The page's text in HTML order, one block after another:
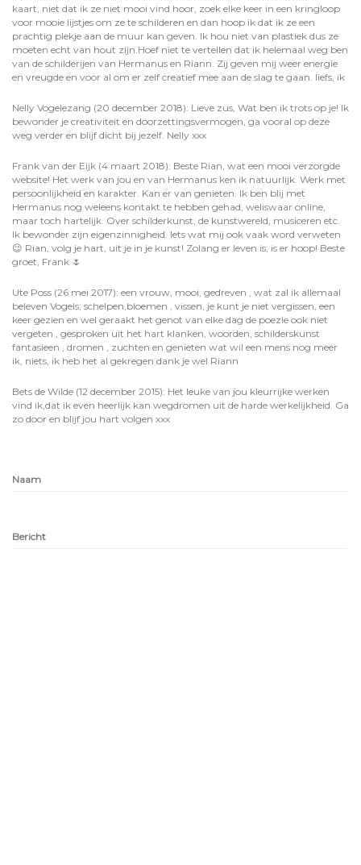
kaart, niet dat ik ze niet mooi vind hoor, zoek elke keer in een kringloop
voor mooie lijstjes om ze te schilderen en dan hoop ik dat ik ze een
prachtig plekje aan de muur kan geven. Ik hou niet van plastiek dus ze
moeten echt van hout zijn.Hoef niet te vertellen dat ik helemaal weg ben
van de schilderijen van Hermanus en Riann. Zij geven mij weer energie
en vreugde en voor al om er zelf creatief mee aan de slag te gaan. liefs, ik
Nelly Vogelezang (20 december 2018): Lieve zus, Wat ben ik trots op je! Ik
bewonder je creativiteit en doorzettingsvermogen, ga vooral op deze
weg verder en blijf dicht bij jezelf. Nelly xxx
Frank van der Eijk (4 maart 2018): Beste Rian, wat een mooi verzorgde
website! Het werk van jou en van Hermanus ken ik natuurlijk. Werk met
persoonlijkheid en karakter. Kan er van genieten. Ik ben blij met
Hermanus nog weleens kontakt te hebben gehad, weliswaar online,
maar toch hartelijk. Over schilderkunst, de kunstwereld, musiceren etc.
Ik bewonder zijn eigenzinnigheid. Iets wat mij ook vaak word verweten
😉 Rian, volg je hart, uit je in je kunst! Zolang er leven is, is er hoop! Beste
groet, Frank 🌷
Ute Poss (26 mei 2017): een vrouw, mooi, gedreven , wat zal ik allemaal
beleven Vogels, schelpen,bloemen , vissen, je kunt je niet vergissen, een
keer gezien en wel geraakt het genot van elke dag de poezie ook niet
vergeten , gesproken uit het hart klanken, woorden, schilderskunst
fantasieen , dromen , zuchten en genieten wat wil een mens nog meer
ik, niets, ik heb het al gekregen dank je wel Riann
Bets de Wilde (12 december 2015): Het leuke van jou kleurrijke werken
vind ik,dat ik even heerlijk kan wegdromen uit de harde werkelijkheid. Ga
zo door en blijf jou hart volgen xxx
Naam
Bericht